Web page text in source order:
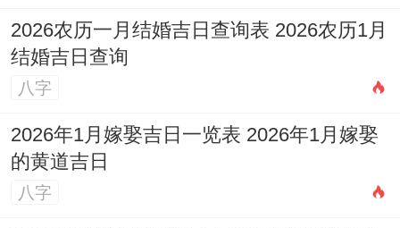
人关系到事件的顺利进行。
这种心理效应是不可忽视的...
动土前的准备工作
不瞒你说、择好动土吉日后,还有需要做好充
2026农历一月结婚吉日查询表 2026农历1月
结婚吉日查询
八字
2026年1月嫁娶吉日一览表 2026年1月嫁娶
的黄道吉日
八字